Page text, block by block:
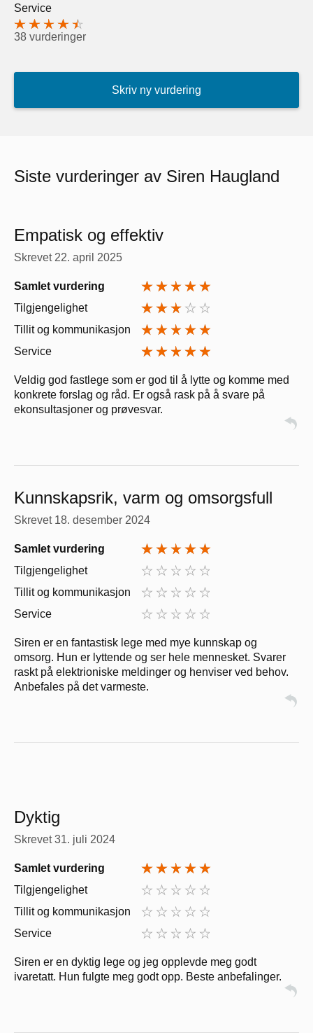
Service
38 vurderinger
Skriv ny vurdering
Siste vurderinger av Siren Haugland
Empatisk og effektiv
Skrevet 22. april 2025
Samlet vurdering
Tilgjengelighet
Tillit og kommunikasjon
Service
Veldig god fastlege som er god til å lytte og komme med
konkrete forslag og råd. Er også rask på å svare på
ekonsultasjoner og prøvesvar.
Kunnskapsrik, varm og omsorgsfull
Skrevet 18. desember 2024
Samlet vurdering
Tilgjengelighet
Tillit og kommunikasjon
Service
Siren er en fantastisk lege med mye kunnskap og
omsorg. Hun er lyttende og ser hele mennesket. Svarer
raskt på elektrioniske meldinger og henviser ved behov.
Anbefales på det varmeste.
Dyktig
Skrevet31. juli 2024
Samlet vurdering
Tilgjengelighet
Tillit og kommunikasjon
Service
Siren er en dyktig lege og jeg opplevde meg godt
ivaretatt. Hun fulgte meg godt opp. Beste anbefalinger.